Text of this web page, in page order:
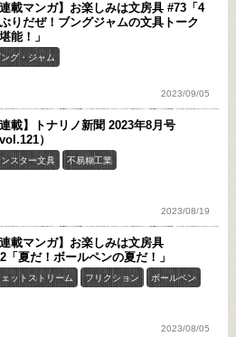
連載マンガ】お楽しみは文房具 #73「4
りだぜ！ブングジャムの文具トーク
能！」
ング・ジャム
2023/09/05
連載】トナリノ新聞 2023年8月号
vol.121）
スター文具 不易糊工業
2023/08/19
連載マンガ】お楽しみは文房具
「夏だ！ボールペンの夏だ！」
ェットストリーム フリクション ボールペン
2023/08/05